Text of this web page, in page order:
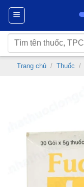
Chuyển
nội
dung
Tìm
kiếm:
Trang chủ / Thuốc /